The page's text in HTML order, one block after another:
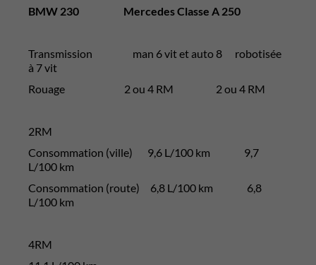
BMW 230
Mercedes Classe A 250
Transmission man 6 vit et auto 8 robotisée
à 7 vit
Rouage 2 ou 4 RM 2 ou 4 RM
2RM
Consommation (ville) 9,6 L/100 km 9,7
L/100 km
Consommation (route) 6,8 L/100 km 6,8
L/100 km
4RM